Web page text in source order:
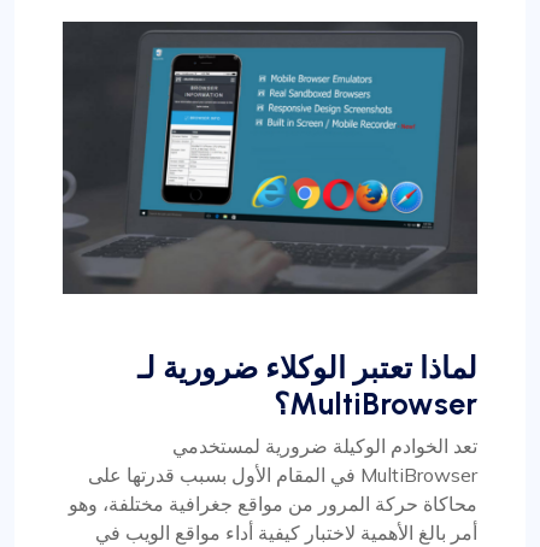
لماذا تعتبر الوكلاء ضرورية لـ
MultiBrowser؟
تعد الخوادم الوكيلة ضرورية لمستخدمي
MultiBrowser في المقام الأول بسبب قدرتها على
محاكاة حركة المرور من مواقع جغرافية مختلفة، وهو
أمر بالغ الأهمية لاختبار كيفية أداء مواقع الويب في